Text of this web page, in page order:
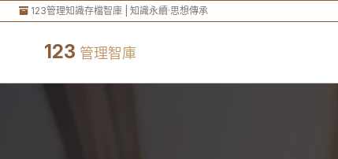
123管理知識存檔智庫 | 知識永續·思想傳承
123 管理智庫